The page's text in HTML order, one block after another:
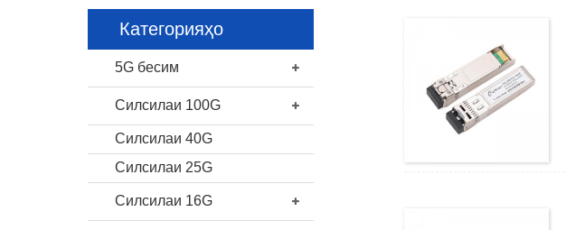
Категорияҳо
5G бесим
Силсилаи 100G
Силсилаи 40G
Силсилаи 25G
Силсилаи 16G